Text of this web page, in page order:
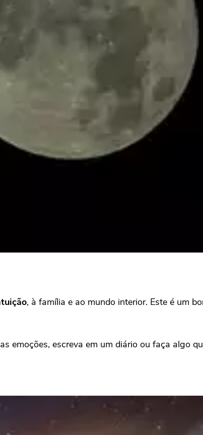
, à família e ao mundo interior. Este é um
emoções, escreva em um diário ou faça algo